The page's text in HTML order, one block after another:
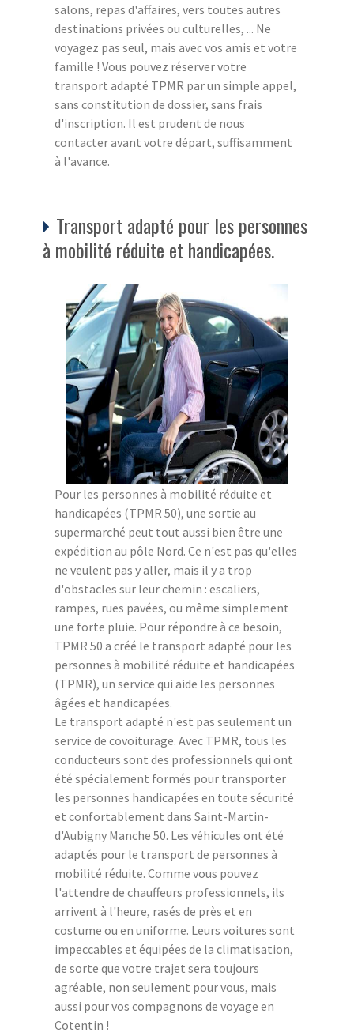
salons, repas d'affaires, vers toutes autres
destinations privées ou culturelles, ... Ne
voyagez pas seul, mais avec vos amis et votre
famille ! Vous pouvez réserver votre
transport adapté TPMR par un simple appel,
sans constitution de dossier, sans frais
d'inscription. Il est prudent de nous
contacter avant votre départ, suffisamment
à l'avance.
Transport adapté pour les personnes
à mobilité réduite et handicapées.
Pour les personnes à mobilité réduite et
handicapées (TPMR 50), une sortie au
supermarché peut tout aussi bien être une
expédition au pôle Nord. Ce n'est pas qu'elles
ne veulent pas y aller, mais il y a trop
d'obstacles sur leur chemin : escaliers,
rampes, rues pavées, ou même simplement
une forte pluie. Pour répondre à ce besoin,
TPMR 50 a créé le transport adapté pour les
personnes à mobilité réduite et handicapées
(TPMR), un service qui aide les personnes
âgées et handicapées.
Le transport adapté n'est pas seulement un
service de covoiturage. Avec TPMR, tous les
conducteurs sont des professionnels qui ont
été spécialement formés pour transporter
les personnes handicapées en toute sécurité
et confortablement dans Saint-Martin-
d'Aubigny Manche 50. Les véhicules ont été
adaptés pour le transport de personnes à
mobilité réduite. Comme vous pouvez
l'attendre de chauffeurs professionnels, ils
arrivent à l'heure, rasés de près et en
costume ou en uniforme. Leurs voitures sont
impeccables et équipées de la climatisation,
de sorte que votre trajet sera toujours
agréable, non seulement pour vous, mais
aussi pour vos compagnons de voyage en
Cotentin !